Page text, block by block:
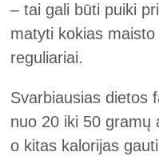
– tai gali būti puiki
matyti kokias
reguliariai.
Svarbiausias dietos
nuo 20 iki 50 gramų
o kitas kalorijas